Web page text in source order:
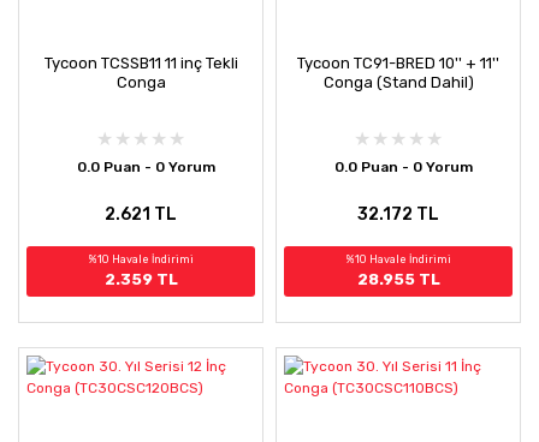
Tycoon TCSSB11 11 inç Tekli
Conga
0.0 Puan - 0 Yorum
2.621 TL
%10 Havale İndirimi
2.359 TL
Tycoon TC91-BRED 10'' + 11''
Conga (Stand Dahil)
0.0 Puan - 0 Yorum
32.172 TL
%10 Havale İndirimi
28.955 TL